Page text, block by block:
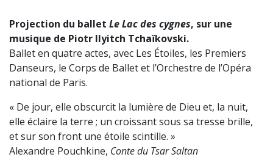
Projection du ballet Le Lac des cygnes, sur une
musique de Piotr Ilyitch Tchaïkovski.
Ballet en quatre actes, avec Les Étoiles, les Premiers
Danseurs, le Corps de Ballet et l’Orchestre de l’Opéra
national de Paris.
« De jour, elle obscurcit la lumière de Dieu et, la nuit,
elle éclaire la terre ; un croissant sous sa tresse brille,
et sur son front une étoile scintille. »
Alexandre Pouchkine, Conte du Tsar Saltan